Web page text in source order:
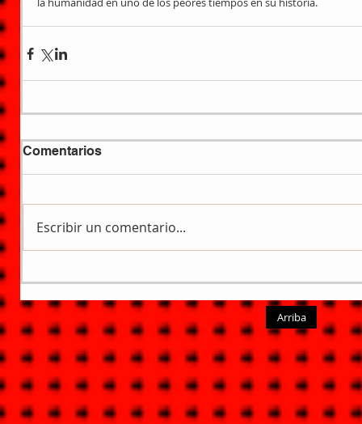
Comentarios
Escribir un comentario...
Arriba